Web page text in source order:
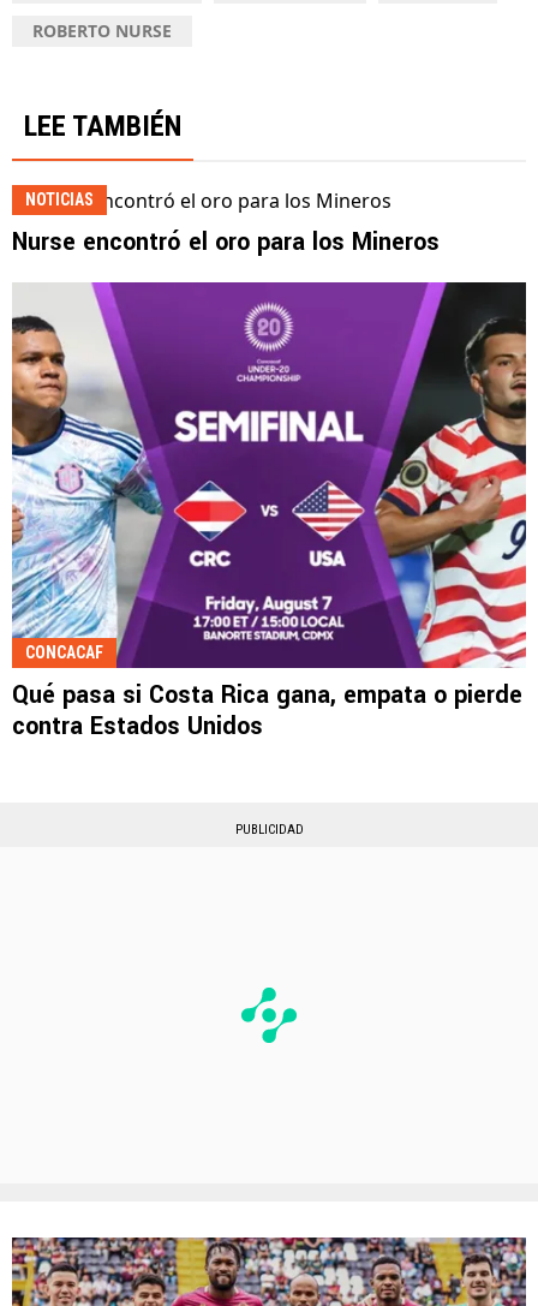
ROBERTO NURSE
LEE TAMBIÉN
NOTICIAS
Nurse encontró el oro para los Mineros
CONCACAF
Qué pasa si Costa Rica gana, empata o pierde
contra Estados Unidos
PUBLICIDAD